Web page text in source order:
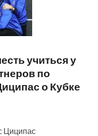
учиться у
по
о Кубке
Циципас